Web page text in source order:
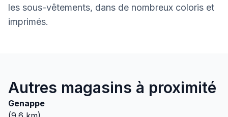
les sous-vêtements, dans de nombreux coloris et
imprimés.
Autres magasins à proximité
Genappe